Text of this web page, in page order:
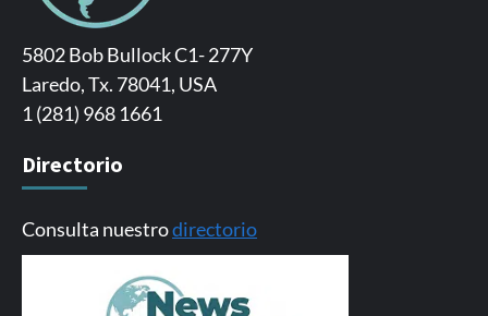
5802 Bob Bullock C1- 277Y
Laredo, Tx. 78041, USA
1 (281) 968 1661
Directorio
Consulta nuestrodirectorio